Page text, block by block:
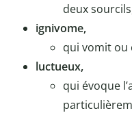
deux
ignivome,
qui vomit ou
luctueux,
qui évoque